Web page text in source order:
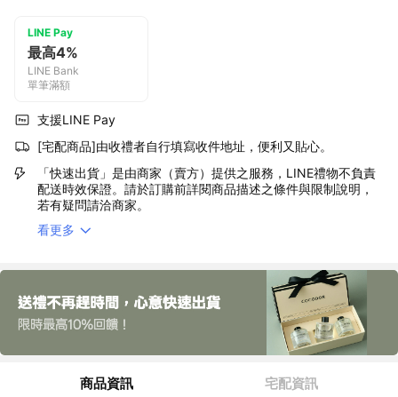
LINE Pay
最高4%
LINE Bank
單筆滿額
支援LINE Pay
[宅配商品]由收禮者自行填寫收件地址，便利又貼心。
「快速出貨」是由商家（賣方）提供之服務，LINE禮物不負責
配送時效保證。請於訂購前詳閱商品描述之條件與限制說明，
若有疑問請洽商家。
看更多
商品資訊 宅配資訊